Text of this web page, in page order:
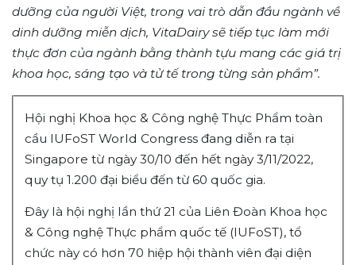
dưỡng của người Việt, trong vai trò dẫn đầu ngành về
dinh dưỡng miễn dịch, VitaDairy sẽ tiếp tục làm mới
thực đơn của ngành bằng thành tựu mang các giá trị
khoa học, sáng tạo và tử tế trong từng sản phẩm”.
Hội nghị Khoa học & Công nghệ Thực Phẩm toàn
cầu IUFoST World Congress đang diễn ra tại
Singapore từ ngày 30/10 đến hết ngày 3/11/2022,
quy tụ 1.200 đại biểu đến từ 60 quốc gia.
Đây là hội nghị lần thứ 21 của Liên Đoàn Khoa học
& Công nghệ Thực phẩm quốc tế (IUFoST), tổ
chức này có hơn 70 hiệp hội thành viên đại diện